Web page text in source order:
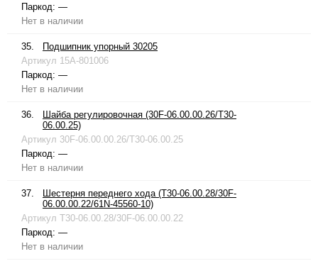
Паркод: —
Нет в наличии
35.
Подшипник упорный 30205
Артикул 15A-801006
Паркод: —
Нет в наличии
36.
Шайба регулировочная (30F-06.00.00.26/T30-
06.00.25)
Артикул 30F-06.00.00.26/T30-06.00.25
Паркод: —
Нет в наличии
37.
Шестерня переднего хода (T30-06.00.28/30F-
06.00.00.22/61N-45560-10)
Артикул T30-06.00.28/30F-06.00.00.22
Паркод: —
Нет в наличии